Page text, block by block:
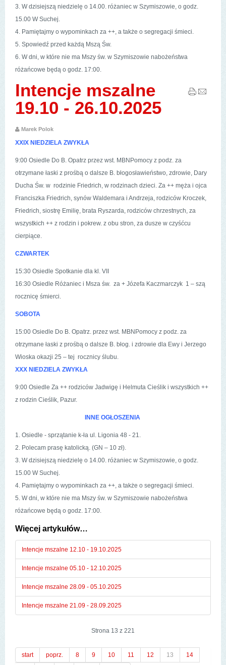
3. W dzisiejszą niedzielę o 14.00. różaniec w Szymiszowie, o godz.
15.00 W Suchej.
4. Pamiętajmy o wypominkach za ++, a także o segregacji śmieci.
5. Spowiedź przed każdą Mszą Św.
6. W dni, w które nie ma Mszy św. w Szymiszowie nabożeństwa
różańcowe będą o godz. 17:00.
Intencje mszalne
19.10 - 26.10.2025
Marek Polok
XXIX NIEDZIELA ZWYKŁA
9:00 Osiedle Do B. Opatrz przez wst. MBNPomocy z podz. za
otrzymane łaski z prośbą o dalsze B. błogosławieństwo, zdrowie, Dary
Ducha Św. w rodzinie Friedrich, w rodzinach dzieci. Za ++ męża i ojca
Franciszka Friedrich, synów Waldemara i Andrzeja, rodziców Kroczek,
Friedrich, siostrę Emilię, brata Ryszarda, rodziców chrzestnych, za
wszystkich ++ z rodzin i pokrew. z obu stron, za dusze w czyśćcu
cierpiące.
CZWARTEK
15:30 Osiedle Spotkanie dla kl. VII
16:30 Osiedle Różaniec i Msza św. za + Józefa Kaczmarczyk 1 – szą
rocznicę śmierci.
SOBOTA
15:00 Osiedle Do B. Opatrz. przez wst. MBNPomocy z podz. za
otrzymane łaski z prośbą o dalsze B. błog. i zdrowie dla Ewy i Jerzego
Wioska okazji 25 – tej rocznicy ślubu.
XXX NIEDZIELA ZWYKŁA
9:00 Osiedle Za ++ rodziców Jadwigę i Helmuta Cieślik i wszystkich ++
z rodzin Cieślik, Pazur.
INNE OGŁOSZENIA
1. Osiedle - sprzątanie k-ła ul. Ligonia 48 - 21.
2. Polecam prasę katolicką. (GN – 10 zł).
3. W dzisiejszą niedzielę o 14.00. różaniec w Szymiszowie, o godz.
15.00 W Suchej.
4. Pamiętajmy o wypominkach za ++, a także o segregacji śmieci.
5. W dni, w które nie ma Mszy św. w Szymiszowie nabożeństwa
różańcowe będą o godz. 17:00.
Więcej artykułów…
Intencje mszalne 12.10 - 19.10.2025
Intencje mszalne 05.10 - 12.10.2025
Intencje mszalne 28.09 - 05.10.2025
Intencje mszalne 21.09 - 28.09.2025
Strona 13 z 221
start poprz. 8 9 10 11 12 13 14